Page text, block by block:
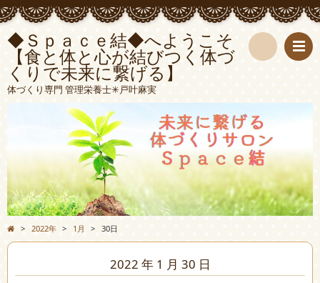
◆Ｓｐａｃｅ結◆へようこそ
【食と体と心が結びつく体づ
くりで未来に繋げる】
体づくり専門 管理栄養士✳︎戸叶麻実
索
> 2022年 > 1月 > 30日
2022 年 1 月 30 日